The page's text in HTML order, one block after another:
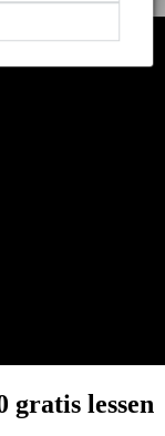
gratis lessen